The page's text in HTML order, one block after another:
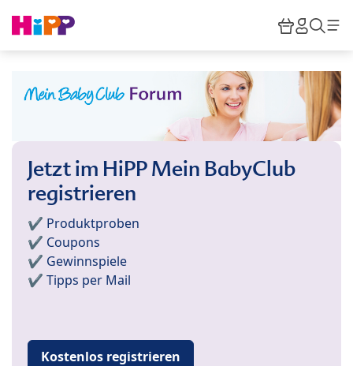
HiPP
Jetzt im HiPP Mein BabyClub
registrieren
✔️ Produktproben
✔️ Coupons
✔️ Gewinnspiele
✔️ Tipps per Mail
Kostenlos registrieren